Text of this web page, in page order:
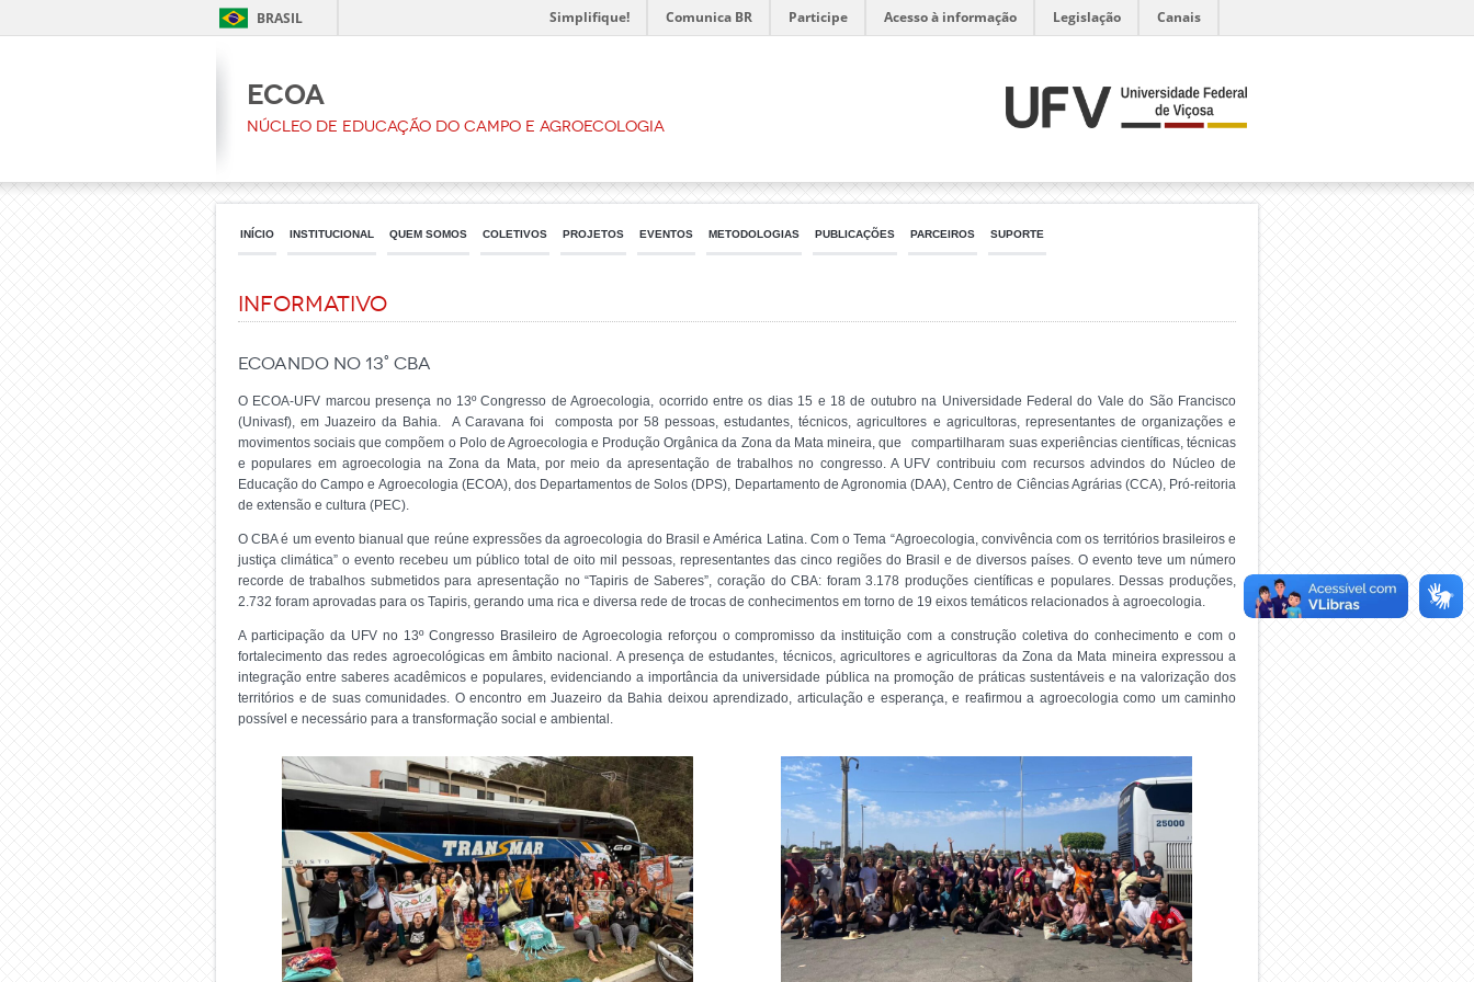
BRASIL Simplifique! Comunica BR Participe Acesso à informação Legislação Canais
ECOA
Núcleo de Educação do Campo e Agroecologia
INÍCIO INSTITUCIONAL QUEM SOMOS COLETIVOS PROJETOS EVENTOS METODOLOGIAS PUBLICAÇÕES PARCEIROS SUPORTE
Informativo
Ecoando no 13° CBA
O ECOA-UFV marcou presença no 13º Congresso de Agroecologia, ocorrido entre os dias 15 e 18 de outubro na Universidade Federal do Vale do São Francisco
(Univasf), em Juazeiro da Bahia. A Caravana foi composta por 58 pessoas, estudantes, técnicos, agricultores e agricultoras, representantes de organizações e
movimentos sociais que compõem o Polo de Agroecologia e Produção Orgânica da Zona da Mata mineira, que compartilharam suas experiências científicas, técnicas
e populares em agroecologia na Zona da Mata, por meio da apresentação de trabalhos no congresso. A UFV contribuiu com recursos advindos do Núcleo de
Educação do Campo e Agroecologia (ECOA), dos Departamentos de Solos (DPS), Departamento de Agronomia (DAA), Centro de Ciências Agrárias (CCA), Pró-reitoria
de extensão e cultura (PEC).
O CBA é um evento bianual que reúne expressões da agroecologia do Brasil e América Latina. Com o Tema “Agroecologia, convivência com os territórios brasileiros e
justiça climática” o evento recebeu um público total de oito mil pessoas, representantes das cinco regiões do Brasil e de diversos países. O evento teve um número
recorde de trabalhos submetidos para apresentação no “Tapiris de Saberes”, coração do CBA: foram 3.178 produções científicas e populares. Dessas produções,
2.732 foram aprovadas para os Tapiris, gerando uma rica e diversa rede de trocas de conhecimentos em torno de 19 eixos temáticos relacionados à agroecologia.
A participação da UFV no 13º Congresso Brasileiro de Agroecologia reforçou o compromisso da instituição com a construção coletiva do conhecimento e com o
fortalecimento das redes agroecológicas em âmbito nacional. A presença de estudantes, técnicos, agricultores e agricultoras da Zona da Mata mineira expressou a
integração entre saberes acadêmicos e populares, evidenciando a importância da universidade pública na promoção de práticas sustentáveis e na valorização dos
territórios e de suas comunidades. O encontro em Juazeiro da Bahia deixou aprendizado, articulação e esperança, e reafirmou a agroecologia como um caminho
possível e necessário para a transformação social e ambiental.